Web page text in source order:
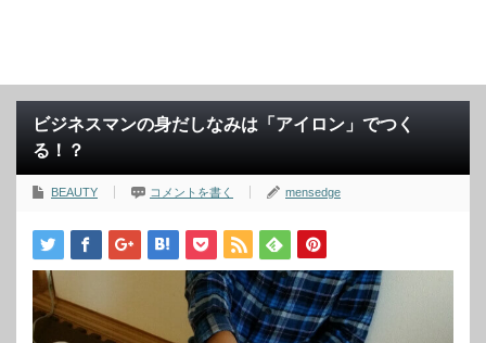
ビジネスマンの身だしなみは「アイロン」でつく
る！？
BEAUTY コメントを書く mensedge